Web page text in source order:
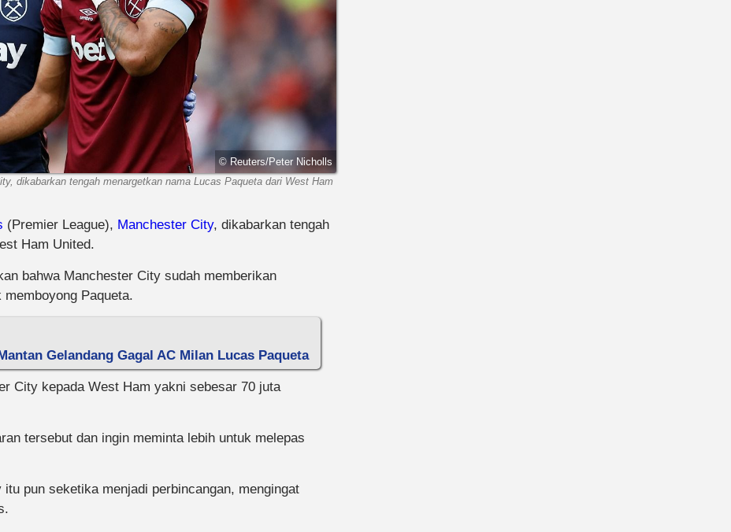
© Reuters/Peter Nicholls
dikabarkan tengah menargetkan nama Lucas Paqueta dari West Ham
(Premier League), Manchester City, dikabarkan tengah
Ham United.
bahwa Manchester City sudah memberikan
Paqueta.
Gelandang Gagal AC Milan Lucas Paqueta
City kepada West Ham yakni sebesar 70 juta
tersebut dan ingin meminta lebih untuk melepas
pun seketika menjadi perbincangan, mengingat